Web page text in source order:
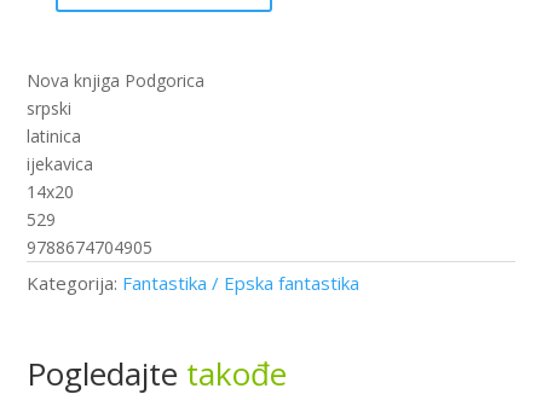
II
(nk)
količina
Nova knjiga Podgorica
srpski
latinica
ijekavica
14x20
529
9788674704905
Kategorija: Fantastika / Epska fantastika
Pogledajte takođe